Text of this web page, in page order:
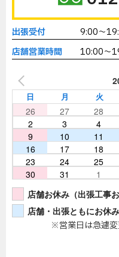
出張受付
9:00～
店舗営業時間
10:00～
日 月 火
26 27 28
2
3 4
9
10 11
16
17 18
23
24 25
30
31 1
店舗お休み（出張工事
店舗・出張ともにお休み
※営業日は急遽